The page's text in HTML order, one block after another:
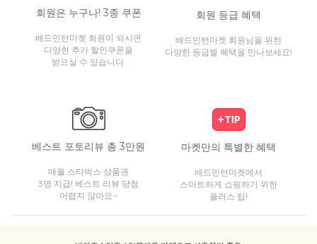
회원은 누구나! 3종 쿠폰
배드민턴마켓 회원이 되시면
다양한 추가 할인쿠폰을
받으실 수 있습니다.
회원 등급 혜택
배드민턴마켓 회원님을 위한
다양한 등급별 혜택을 만나보세요!
베스트 포토리뷰 총 3만원
매월 스타벅스 상품권
3명 지급! 베스트 리뷰 당첨
어렵지 않아요~
마켓만의 특별한 혜택
배드민턴마켓에서
스마트하게 쇼핑하기 위한
플러스 팁!